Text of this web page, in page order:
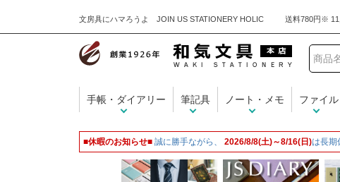
文房具にハマろうよ JOIN US STATIONERY HOLIC
手帳・ダイアリー 筆記具 ノート・メモ ファイル
■休暇のお知らせ■ 誠に勝手ながら、 2026/8/8(土)～8/16(日)は長期